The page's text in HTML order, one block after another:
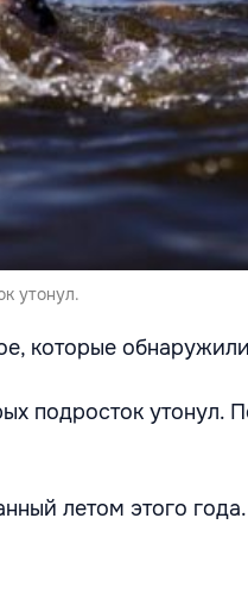
утонул.
которые
подросток утонул.
летом этого года.